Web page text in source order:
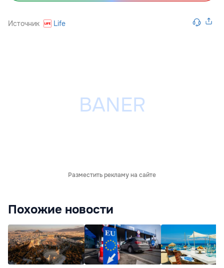
Источник Life
Разместить рекламу на сайте
Похожие новости